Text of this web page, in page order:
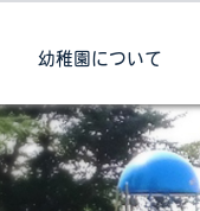
幼稚園について